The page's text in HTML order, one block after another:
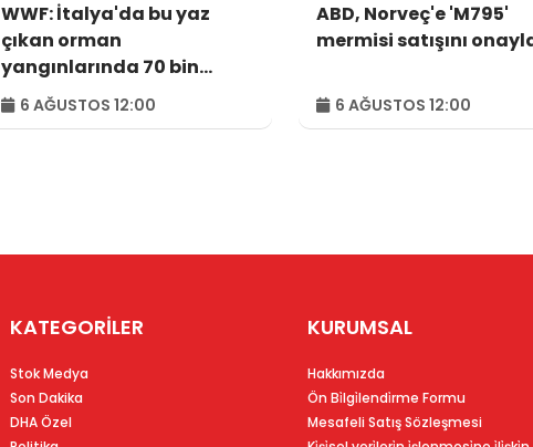
WWF: İtalya'da bu yaz
çıkan orman
yangınlarında 70 bin
hektar alan kül oldu
6 AĞUSTOS 12:00
ABD, Norveç'e 'M795'
mermisi satışını
6 AĞUSTOS 12:00
KATEGORİLER
Stok Medya
Son Dakika
DHA Özel
KURUMSAL
Hakkımızda
Ön Bi̇lgi̇lendi̇rme Formu
Mesafeli Satış Sözleşmesi